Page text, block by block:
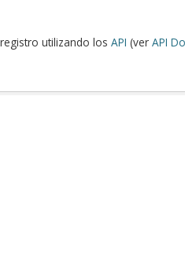
utilizando los API (ver API